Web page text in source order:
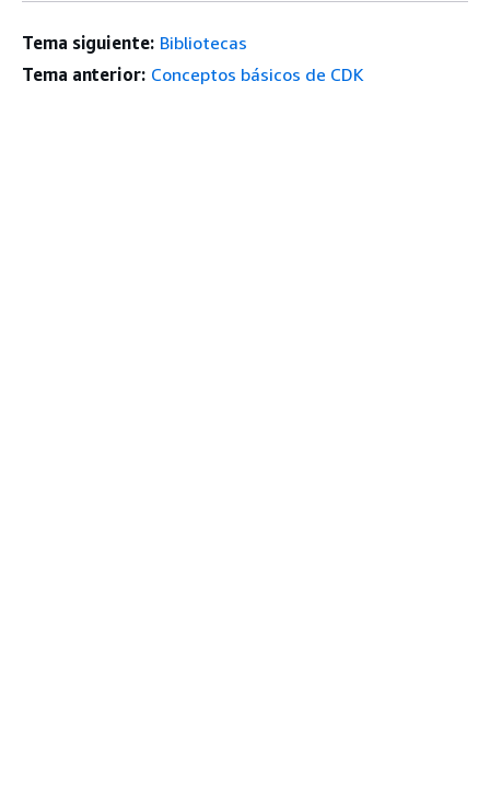
Tema siguiente: Bibliotecas
Tema anterior: Conceptos básicos de CDK